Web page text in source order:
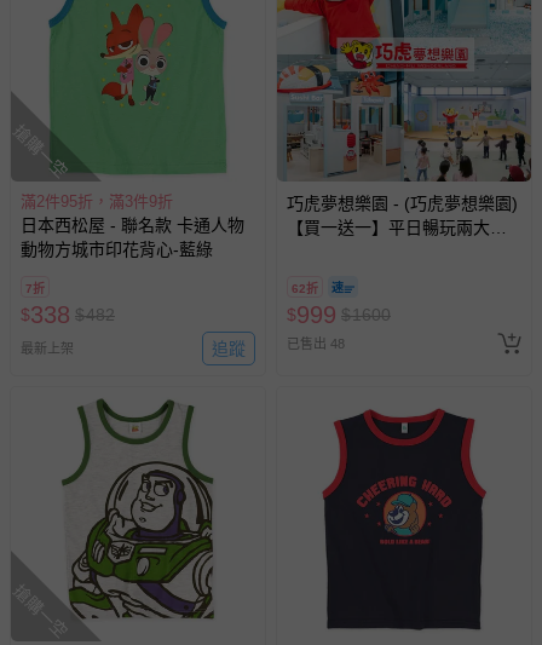
搶購一空
滿2件95折，滿3件9折
日本西松屋 - 聯名款 卡通人物
動物方城市印花背心-藍綠
7折
$338 $482
最新上架 追蹤
巧虎夢想樂園 - (巧虎夢想樂園)
【買一送一】平日暢玩兩大一
換，贈送券現場領取)-效期至
2026/10/16 正券逾期視同現金
券使用
62折
$999 $1600
已售出 48
搶購一空